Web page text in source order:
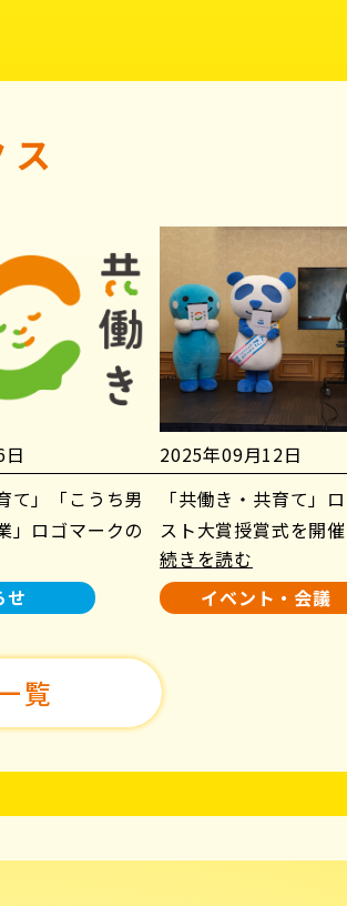
て」「こうち男
」ロゴマークの
せ
2025年09月12日
「共働き・共育て」
スト大賞授賞式を開
た！
続きを読む
イベント・会議
覧